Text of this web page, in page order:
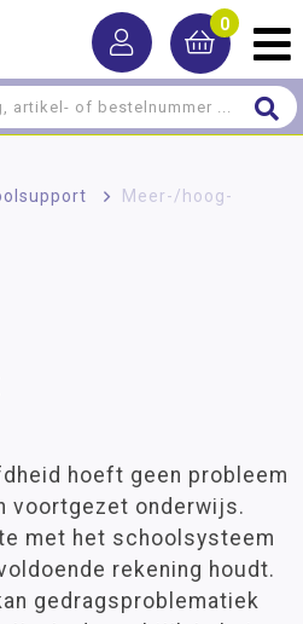
0
>
Meer-/hoog­
hoeft geen probleem
voortgezet onderwijs.
met het schoolsysteem
rekening houdt.
gedragsproblematiek